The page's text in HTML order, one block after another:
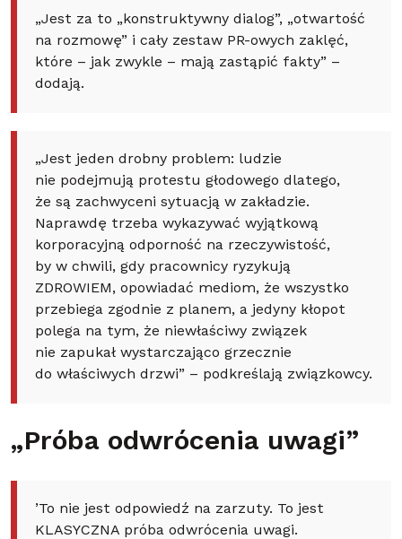
„Jest za to „konstruktywny dialog”, „otwartość
na rozmowę” i cały zestaw PR-owych zaklęć,
które – jak zwykle – mają zastąpić fakty” –
dodają.
„Jest jeden drobny problem: ludzie
nie podejmują protestu głodowego dlatego,
że są zachwyceni sytuacją w zakładzie.
Naprawdę trzeba wykazywać wyjątkową
korporacyjną odporność na rzeczywistość,
by w chwili, gdy pracownicy ryzykują
ZDROWIEM, opowiadać mediom, że wszystko
przebiega zgodnie z planem, a jedyny kłopot
polega na tym, że niewłaściwy związek
nie zapukał wystarczająco grzecznie
do właściwych drzwi” – podkreślają związkowcy.
„Próba odwrócenia uwagi”
’To nie jest odpowiedź na zarzuty. To jest
KLASYCZNA próba odwrócenia uwagi.